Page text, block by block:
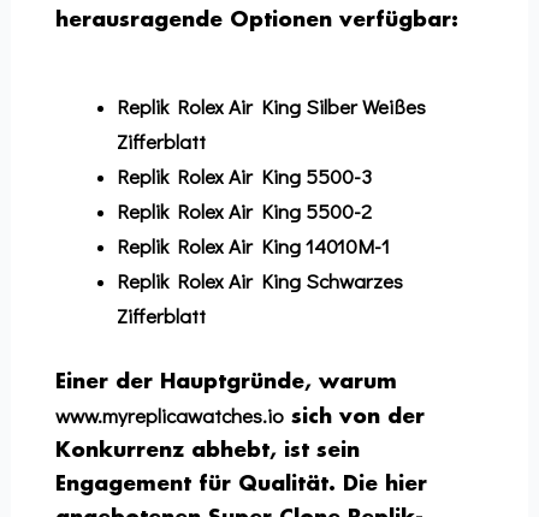
herausragende Optionen verfügbar:
Replik Rolex Air King Silber Weißes
Zifferblatt
Replik Rolex Air King 5500-3
Replik Rolex Air King 5500-2
Replik Rolex Air King 14010M-1
Replik Rolex Air King Schwarzes
Zifferblatt
Einer der Hauptgründe, warum
www.myreplicawatches.io sich von der
Konkurrenz abhebt, ist sein
Engagement für Qualität. Die hier